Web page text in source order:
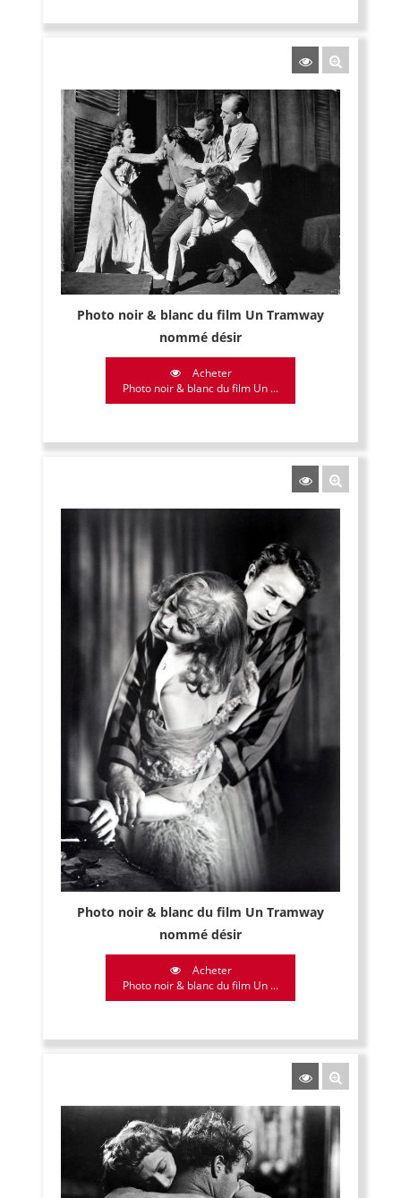
Photo noir & blanc du film Un Tramway
nommé désir
Acheter
Photo noir & blanc du film Un ...
Photo noir & blanc du film Un Tramway
nommé désir
Acheter
Photo noir & blanc du film Un ...